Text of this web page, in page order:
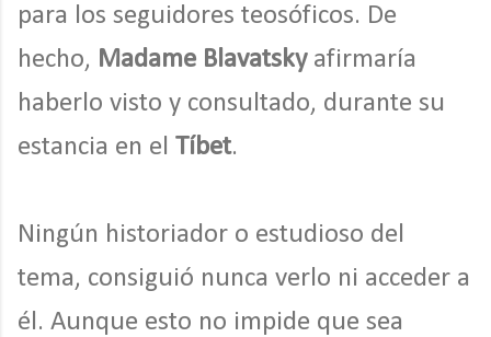
para los seguidores teosóficos. De
hecho, Madame Blavatskyafirmaría
haberlo visto y consultado, durante su
estancia en el Tíbet.
Ningún historiador o estudioso del
tema, consiguió nunca verlo ni acceder a
él. Aunque esto no impide que sea